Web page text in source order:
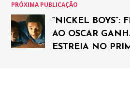
PRÓXIMA PUBLICAÇÃO
“NICKEL BOYS”:
AO OSCAR
ESTREIA NO